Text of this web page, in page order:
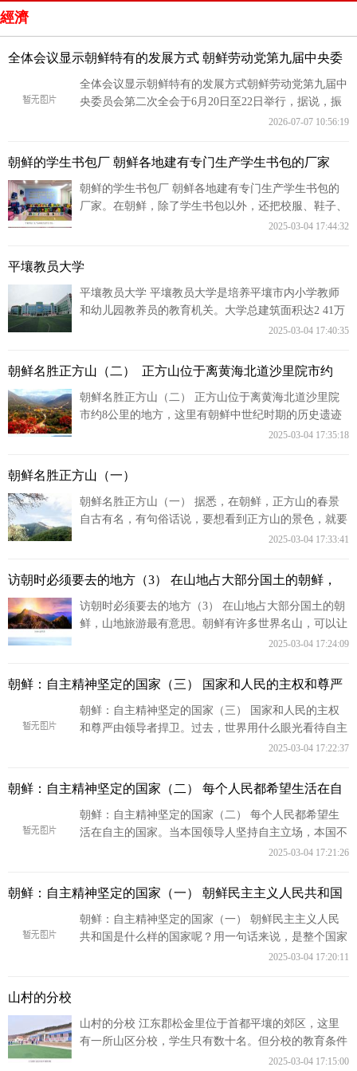
經濟
全体会议显示朝鲜特有的发展方式 朝鲜劳动党第九届中央委
全体会议显示朝鲜特有的发展方式朝鲜劳动党第九届中
央委员会第二次全会于6月20日至22日举行，据说，振
2026-07-07 10:56:19
朝鲜的学生书包厂 朝鲜各地建有专门生产学生书包的厂家
朝鲜的学生书包厂 朝鲜各地建有专门生产学生书包的
厂家。在朝鲜，除了学生书包以外，还把校服、鞋子、
2025-03-04 17:44:32
平壤教员大学
平壤教员大学 平壤教员大学是培养平壤市内小学教师
和幼儿园教养员的教育机关。大学总建筑面积达2 41万
2025-03-04 17:40:35
朝鲜名胜正方山（二） ​ 正方山位于离黄海北道沙里院市约
朝鲜名胜正方山（二） 正方山位于离黄海北道沙里院
市约8公里的地方，这里有朝鲜中世纪时期的历史遗迹
2025-03-04 17:35:18
朝鲜名胜正方山（一）
朝鲜名胜正方山（一） 据悉，在朝鲜，正方山的春景
自古有名，有句俗话说，要想看到正方山的景色，就要
2025-03-04 17:33:41
访朝时必须要去的地方（3） 在山地占大部分国土的朝鲜，
访朝时必须要去的地方（3） 在山地占大部分国土的朝
鲜，山地旅游最有意思。朝鲜有许多世界名山，可以让
2025-03-04 17:24:09
朝鲜：自主精神坚定的国家（三） 国家和人民的主权和尊严
朝鲜：自主精神坚定的国家（三） 国家和人民的主权
和尊严由领导者捍卫。过去，世界用什么眼光看待自主
2025-03-04 17:22:37
朝鲜：自主精神坚定的国家（二） 每个人民都希望生活在自
朝鲜：自主精神坚定的国家（二） 每个人民都希望生
活在自主的国家。当本国领导人坚持自主立场，本国不
2025-03-04 17:21:26
朝鲜：自主精神坚定的国家（一） 朝鲜民主主义人民共和国
朝鲜：自主精神坚定的国家（一） 朝鲜民主主义人民
共和国是什么样的国家呢？用一句话来说，是整个国家
2025-03-04 17:20:11
山村的分校
山村的分校 江东郡松金里位于首都平壤的郊区，这里
有一所山区分校，学生只有数十名。但分校的教育条件
2025-03-04 17:15:00